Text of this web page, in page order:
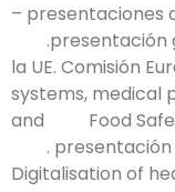
– presentaciones
.presentación
la UE. Comisión
systems, medical
and Food
. presentación
Digitalisation of